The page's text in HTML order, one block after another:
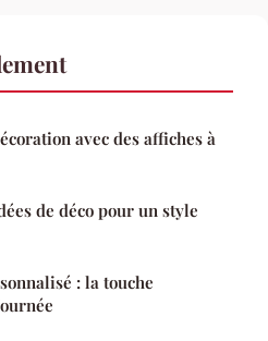
avec des affiches à
de déco pour un style
: la touche